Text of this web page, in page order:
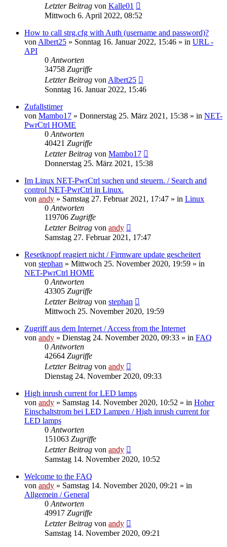
Letzter Beitrag von Kalle01
Mittwoch 6. April 2022, 08:52
How to call strg.cfg with Auth (username and password)?
von Albert25 » Sonntag 16. Januar 2022, 15:46 » in URL -
API
0 Antworten
34758 Zugriffe
Letzter Beitrag von Albert25
Sonntag 16. Januar 2022, 15:46
Zufallstimer
von Mambo17 » Donnerstag 25. März 2021, 15:38 » in NET-
PwrCtrl HOME
0 Antworten
40421 Zugriffe
Letzter Beitrag von Mambo17
Donnerstag 25. März 2021, 15:38
Im Linux NET-PwrCtrl suchen und steuern. / Search and
control NET-PwrCtrl in Linux.
von andy » Samstag 27. Februar 2021, 17:47 » in Linux
0 Antworten
119706 Zugriffe
Letzter Beitrag von andy
Samstag 27. Februar 2021, 17:47
Resetknopf reagiert nicht / Firmware update gescheitert
von stephan » Mittwoch 25. November 2020, 19:59 » in
NET-PwrCtrl HOME
0 Antworten
43305 Zugriffe
Letzter Beitrag von stephan
Mittwoch 25. November 2020, 19:59
Zugriff aus dem Internet / Access from the Internet
von andy » Dienstag 24. November 2020, 09:33 » in FAQ
0 Antworten
42664 Zugriffe
Letzter Beitrag von andy
Dienstag 24. November 2020, 09:33
High inrush current for LED lamps
von andy » Samstag 14. November 2020, 10:52 » in Hoher
Einschaltstrom bei LED Lampen / High inrush current for
LED lamps
0 Antworten
151063 Zugriffe
Letzter Beitrag von andy
Samstag 14. November 2020, 10:52
Welcome to the FAQ
von andy » Samstag 14. November 2020, 09:21 » in
Allgemein / General
0 Antworten
49917 Zugriffe
Letzter Beitrag von andy
Samstag 14. November 2020, 09:21